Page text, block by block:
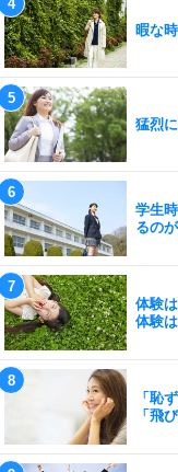
暇な
猛烈
学生
るのが
体験
体験
「恥
「飛